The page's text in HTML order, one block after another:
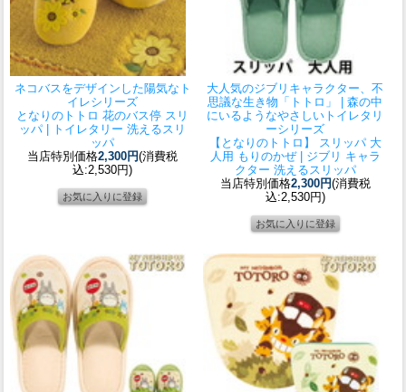
ネコバスをデザインした陽気なト
イレシリーズ
となりのトトロ 花のバス停 スリ
ッパ | トイレタリー 洗えるスリ
ッパ
当店特別価格2,300円(消費税
込:2,530円)
大人気のジブリキャラクター、不
思議な生き物「トトロ」 | 森の中
にいるようなやさしいトイレタリ
ーシリーズ
【となりのトトロ】 スリッパ 大
人用 もりのかぜ | ジブリ キャラ
クター 洗えるスリッパ
当店特別価格2,300円(消費税
込:2,530円)